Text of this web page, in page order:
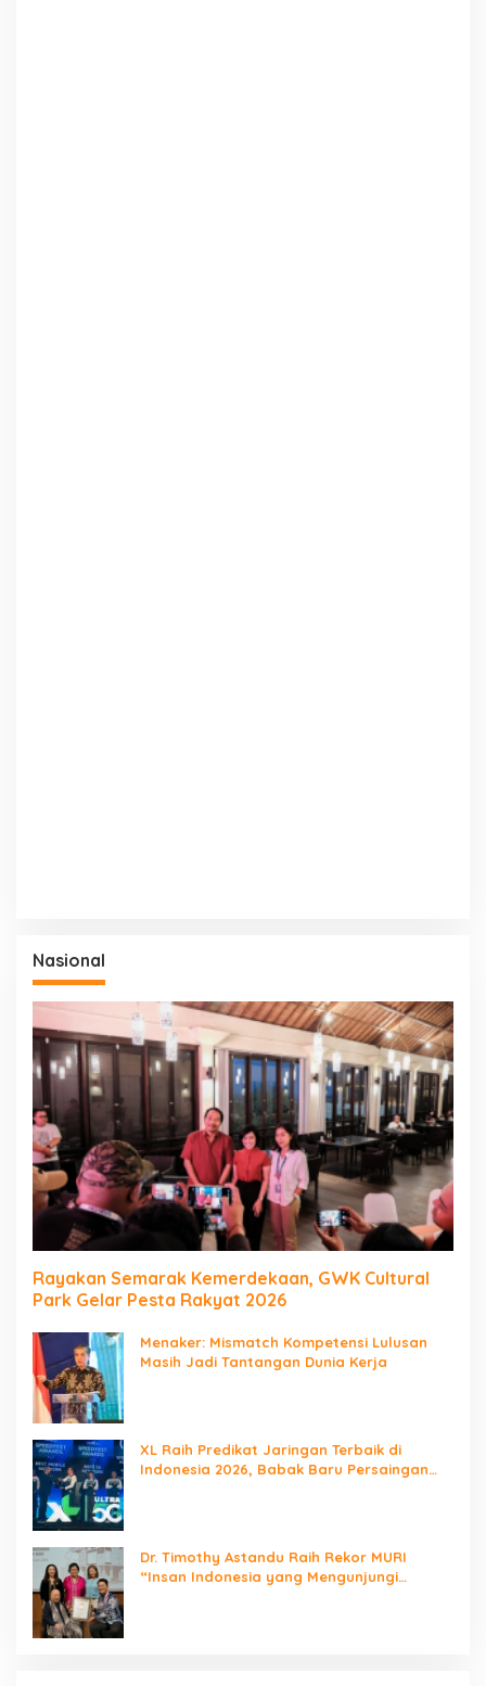
Nasional
Rayakan Semarak Kemerdekaan, GWK Cultural
Park Gelar Pesta Rakyat 2026
Menaker: Mismatch Kompetensi Lulusan
Masih Jadi Tantangan Dunia Kerja
XL Raih Predikat Jaringan Terbaik di
Indonesia 2026, Babak Baru Persaingan
Dr. Timothy Astandu Raih Rekor MURI
“Insan Indonesia yang Mengunjungi